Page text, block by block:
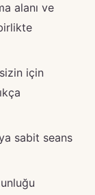
alanı ve
için
sabit seans